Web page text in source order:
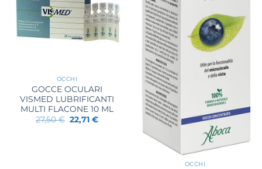
OCCHI
GOCCE OCULARI
VISMED LUBRIFICANTI
MULTI FLACONE 10 ML
27,50€ Il
prezzo
22,71€Il
OCCHI